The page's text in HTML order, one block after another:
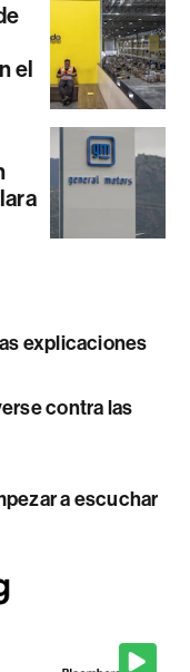
el
explicaciones
contra las
a escuchar